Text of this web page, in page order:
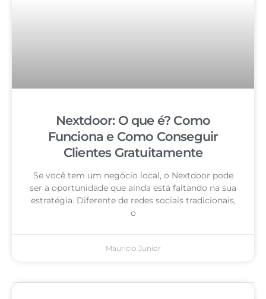
Nextdoor: O que é? Como
Funciona e Como Conseguir
Clientes Gratuitamente
Se você tem um negócio local, o Nextdoor pode
ser a oportunidade que ainda está faltando na sua
estratégia. Diferente de redes sociais tradicionais,
o
Mauricio Junior